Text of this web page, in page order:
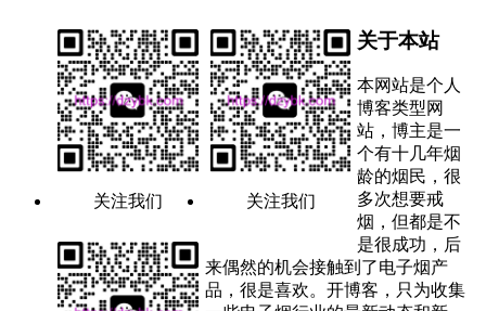
关注我们 关注我们
关于本站
本网站是个人
博客类型网
站，博主是一
个有十几年烟
龄的烟民，很
多次想要戒
烟，但都是不
是很成功，后
来偶然的机会接触到了电子烟产
品，很是喜欢。开博客，只为收集